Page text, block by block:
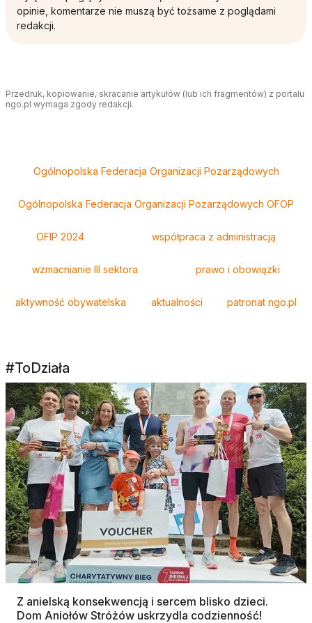
opinie, komentarze nie muszą być tożsame z poglądami
redakcji.
Przedruk, kopiowanie, skracanie artykułów (lub ich fragmentów) z portalu
ngo.pl wymaga zgody redakcji.
Ogólnopolska Federacja Organizacji Pozarządowych
Ogólnopolska Federacja Organizacji Pozarządowych OFOP
OFIP 2024 współpraca z administracją
wzmacnianie III sektora prawo i obowiązki
aktywność obywatelska aktualności patronat ngo.pl
#ToDziała
Z anielską konsekwencją i sercem blisko dzieci.
Dom Aniołów Stróżów uskrzydla codzienność!